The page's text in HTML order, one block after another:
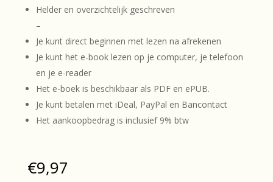
Helder en overzichtelijk geschreven
–
Je kunt direct beginnen met lezen na afrekenen
Je kunt het e-book lezen op je computer, je telefoon
en je e-reader
Het e-boek is beschikbaar als PDF en ePUB.
Je kunt betalen met iDeal, PayPal en Bancontact
Het aankoopbedrag is inclusief 9% btw
€9,97